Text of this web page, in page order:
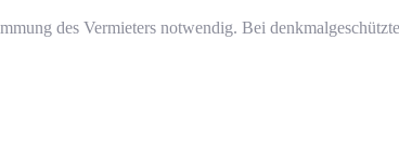
des Vermieters notwendig. Bei